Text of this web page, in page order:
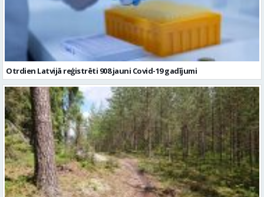
Otrdien Latvijā reģistrēti 908 jauni Covid-19 gadījumi